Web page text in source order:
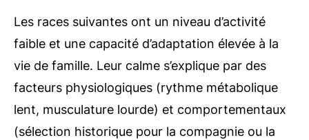
Les races suivantes ont un niveau d’activité
faible et une capacité d’adaptation élevée à la
vie de famille. Leur calme s’explique par des
facteurs physiologiques (rythme métabolique
lent, musculature lourde) et comportementaux
(sélection historique pour la compagnie ou la